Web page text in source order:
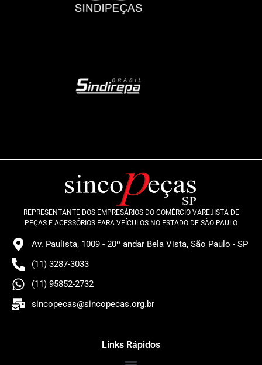
REPRESENTANTE DOS EMPRESÁRIOS DO COMÉRCIO VAREJISTA DE
PEÇAS E ACESSÓRIOS PARA VEÍCULOS NO ESTADO DE SÃO PAULO
Av. Paulista, 1009 - 20º andar Bela Vista, São Paulo - SP
(11) 3287-3033
(11) 95852-2732
sincopecas@sincopecas.org.br
Links Rápidos